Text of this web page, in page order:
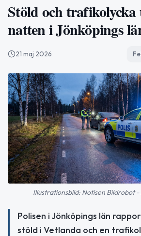
Stöld och
natten i Jönköpings
21 maj 2026
Illustrationsbild: Notisen Bildrobot -
Polisen i Jönköpings län
stöld i Vetlanda och en